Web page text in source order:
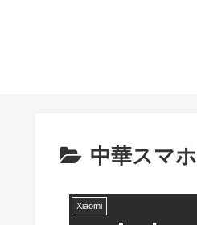
中華スマホ
Xiaomi